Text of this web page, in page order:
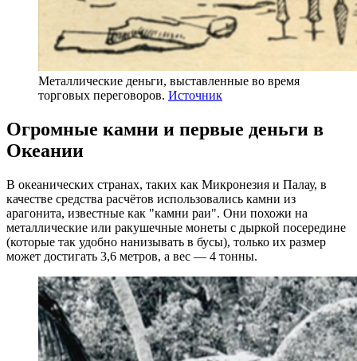
Металлические деньги, выставленные во время
торговых переговоров. Источник
Огромные камни и первые деньги в
Океании
В океанических странах, таких как Микронезия и Палау, в
качестве средства расчётов использовались камни из
арагонита, известные как "камни раи". Они похожи на
металлические или ракушечные монеты с дыркой посередине
(которые так удобно нанизывать в бусы), только их размер
может достигать 3,6 метров, а вес — 4 тонны.